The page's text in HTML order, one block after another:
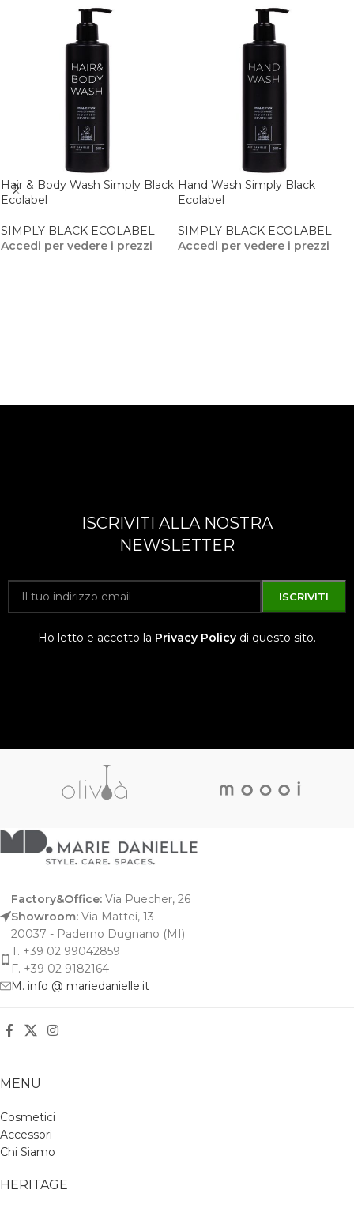
Hair & Body Wash Simply Black
Ecolabel
SIMPLY BLACK ECOLABEL
Accedi per vedere i prezzi
Hand Wash Simply Black
Ecolabel
SIMPLY BLACK ECOLABEL
Accedi per vedere i prezzi
ISCRIVITI ALLA NOSTRA
NEWSLETTER
Ho letto e accetto la Privacy Policy di questo sito.
Factory&Office: Via Puecher, 26
Showroom: Via Mattei, 13
20037 - Paderno Dugnano (MI)
T. +39 02 99042859
F. +39 02 9182164
M. info @ mariedanielle.it
MENU
Cosmetici
Accessori
Chi Siamo
HERITAGE